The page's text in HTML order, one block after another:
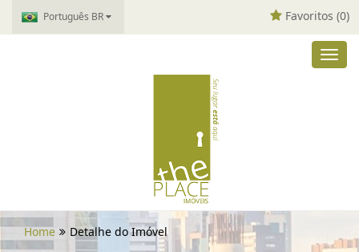
Português BR Favoritos (0)
Home Detalhe do Imóvel